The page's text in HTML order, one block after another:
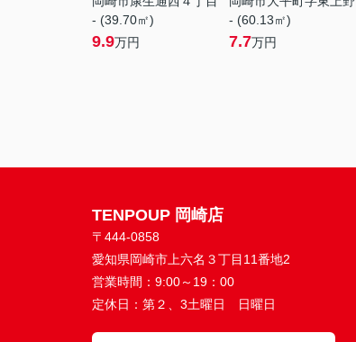
- (39.70㎡)
9.9万円
- (60.13㎡)
7.7万円
TENPOUP 岡崎店
〒444-0858
愛知県岡崎市上六名３丁目11番地2
営業時間： 9:00～19：00
定休日： 第２、3土曜日 日曜日